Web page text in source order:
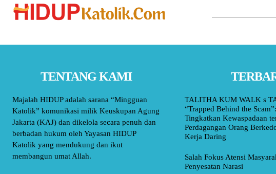
TENTANG KAMI
Majalah HIDUP adalah sarana “Mingguan
Katolik” komunikasi milik Keuskupan Agung
Jakarta (KAJ) dan dikelola secara penuh dan
berbadan hukum oleh Yayasan HIDUP
Katolik yang mendukung dan ikut
membangun umat Allah.
TALITHA KUM WALK s
“Trapped Behind the
Tingkatkan Kewaspadaan
Perdagangan Orang
Kerja Daring
Salah Fokus Atensi
Penyesatan Narasi